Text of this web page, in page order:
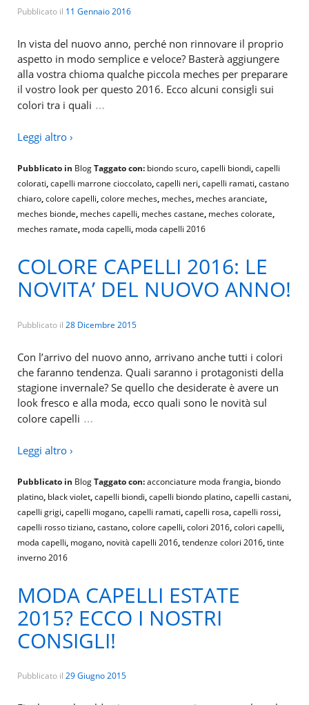
Pubblicato il 11 Gennaio 2016
In vista del nuovo anno, perché non rinnovare il proprio
aspetto in modo semplice e veloce? Basterà aggiungere
alla vostra chioma qualche piccola meches per preparare
il vostro look per questo 2016. Ecco alcuni consigli sui
colori tra i quali …
Leggi altro ›
Pubblicato in BlogTaggato con: biondo scuro,capelli biondi,capelli
colorati,capelli marrone cioccolato,capelli neri,capelli ramati,castano
chiaro,colore capelli,colore meches, meches, meches aranciate,
meches bionde, meches capelli, meches castane, meches colorate,
meches ramate, moda capelli, moda capelli 2016
COLORE CAPELLI 2016: LE
NOVITA’ DEL NUOVO ANNO!
Pubblicato il 28 Dicembre 2015
Con l’arrivo del nuovo anno, arrivano anche tutti i colori
che faranno tendenza. Quali saranno i protagonisti della
stagione invernale? Se quello che desiderate è avere un
look fresco e alla moda, ecco quali sono le novità sul
colore capelli …
Leggi altro ›
Pubblicato in BlogTaggato con:acconciature moda frangia, biondo
platino, black violet,capelli biondi,capelli biondo platino,capelli castani,
capelli grigi,capelli mogano,capelli ramati,capelli rosa,capelli rossi,
capelli rosso tiziano,castano,colore capelli,colori 2016,colori capelli,
moda capelli, mogano, novità capelli 2016,tendenze colori 2016,tinte
inverno 2016
MODA CAPELLI ESTATE
2015? ECCO I NOSTRI
CONSIGLI!
Pubblicato il 29 Giugno 2015